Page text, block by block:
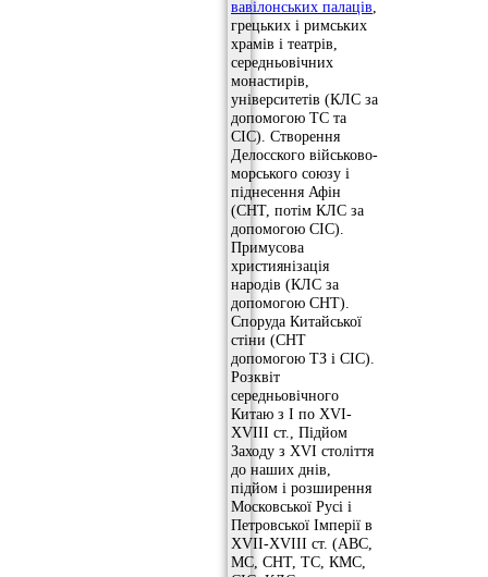
вавілонських палаців
грецьких і римських
храмів і театрів,
середньовічних
монастирів,
університетів (КЛС за
допомогою ТС та
СІС). Створення
Делосского військово-
морського союзу і
піднесення Афін
(СНТ, потім КЛС за
допомогою СІС).
Примусова
християнізація
народів (КЛС за
допомогою СНТ).
Споруда Китайської
стіни (СНТ
допомогою ТЗ і СІС).
Розквіт
середньовічного
Китаю з I по XVI-
XVIII ст., Підйом
Заходу з XVI століття
до наших днів,
підйом і розширення
Московської Русі і
Петровської Імперії в
XVII-XVIII ст. (АВС,
МС, СНТ, ТС, КМС,